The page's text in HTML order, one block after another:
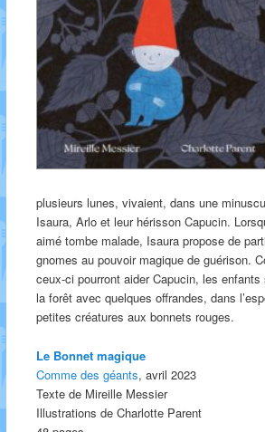
plusieurs lunes, vivaient, dans une
Isaura, Arlo et leur hérisson Capucin.
aimé tombe malade, Isaura propose de
gnomes au pouvoir magique de guérison.
ceux-ci pourront aider Capucin, les enfants
la forêt avec quelques offrandes, dans
petites créatures aux bonnets rouges.
Le Bonnet magique
Comme des géants, avril 2023
Texte de Mireille Messier
Illustrations de Charlotte Parent